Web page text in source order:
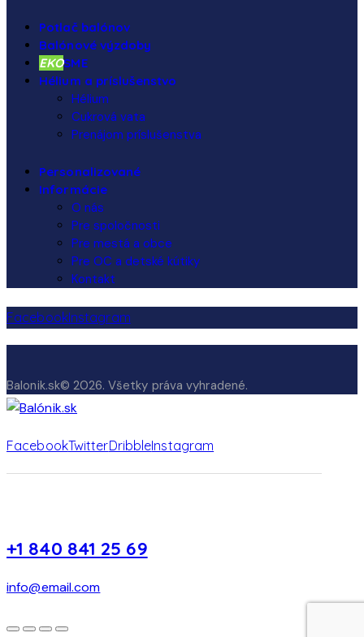
Potlač balónov
Balónové výzdoby
EKOSME
Hélium a príslušenstvo
Hélium
Cukrová vata
Prenájom príslušenstva
Personalizované
Informácie
O nás
Pre spoločnosti
Pre mestá a obce
Pre OC a detské kútiky
Kontakt
FacebookInstagram
Balonik.sk© 2026. Všetky práva vyhradené.
FacebookTwitterDribbleInstagram
+1 840 841 25 69
info@email.com